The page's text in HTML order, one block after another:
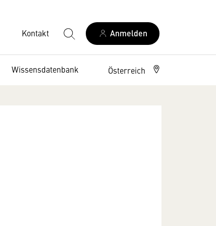
Kontakt Anmelden
Wissensdatenbank Österreich